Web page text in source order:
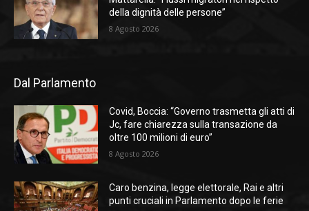
della dignità delle persone”
8 Agosto 2026
Dal Parlamento
Covid, Boccia: “Governo trasmetta gli atti di
Jc, fare chiarezza sulla transazione da
oltre 100 milioni di euro”
8 Agosto 2026
Caro benzina, legge elettorale, Rai e altri
punti cruciali in Parlamento dopo le ferie